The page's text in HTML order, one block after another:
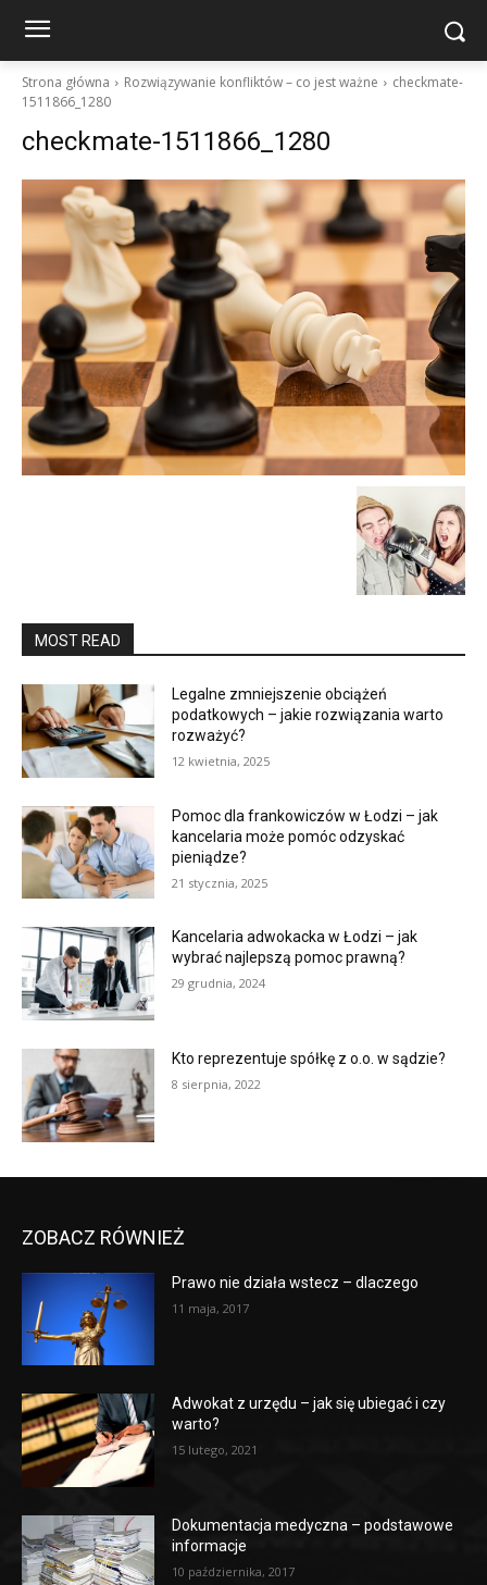
Strona główna Rozwiązywanie konfliktów – co jest ważne
checkmate-
1511866_1280
checkmate-1511866_1280
MOST READ
Legalne zmniejszenie obciążeń
podatkowych – jakie rozwiązania warto
rozważyć?
12 kwietnia, 2025
Pomoc dla frankowiczów w Łodzi – jak
kancelaria może pomóc odzyskać
pieniądze?
21 stycznia, 2025
Kancelaria adwokacka w Łodzi – jak
wybrać najlepszą pomoc prawną?
29 grudnia, 2024
Kto reprezentuje spółkę z o.o. w sądzie?
8 sierpnia, 2022
ZOBACZ RÓWNIEŻ
Prawo nie działa wstecz – dlaczego
11 maja, 2017
Adwokat z urzędu – jak się ubiegać i czy
warto?
15 lutego, 2021
Dokumentacja medyczna – podstawowe
informacje
10 października, 2017